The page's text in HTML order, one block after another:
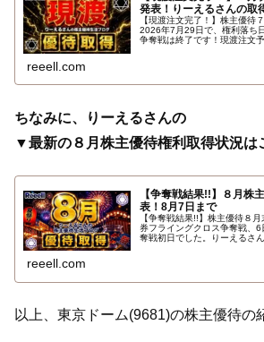
発表！りーえるさんの取
【現渡注文完了！】株主優待
2026年7月29日で、権利落ち
争奪戦は終了です！現渡注文
reeell.com
ちなみに、りーえるさんの
▼最新の８月株主優待権利取得状況は
【争奪戦結果!!】８月株
表！8月7日まで
【争奪戦結果!!】株主優待８
券フライングクロス争奪戦、
奪戦初日でした。りーえるさ
含む）を報告します。最新の
reeell.com
以上、東京ドーム(9681)の株主優待の